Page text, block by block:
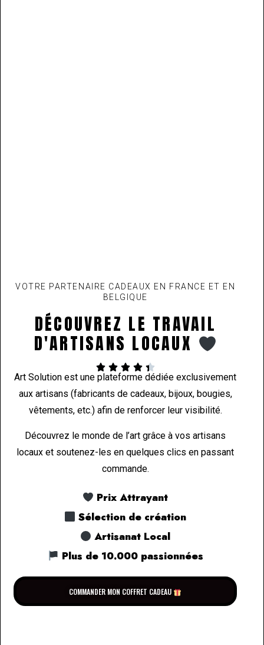
VOTRE PARTENAIRE CADEAUX EN FRANCE ET EN
BELGIQUE
DÉCOUVREZ LE TRAVAIL
D'ARTISANS LOCAUX
    
Art Solution est une plateforme dédiée exclusivement
aux artisans (fabricants de cadeaux, bijoux, bougies,
vêtements, etc.) afin de renforcer leur visibilité.
Découvrez le monde de l’art grâce à vos artisans
locaux et soutenez-les en quelques clics en passant
commande.
Prix Attrayant
Sélection de création
Artisanat Local
Plus de 10.000 passionnées
COMMANDER MON COFFRET CADEAU